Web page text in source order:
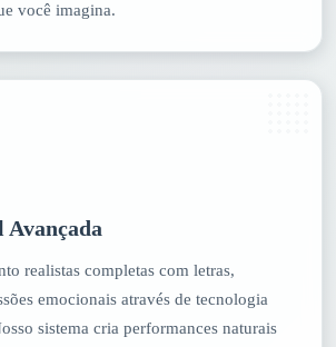
você imagina.
Avançada
realistas completas com letras,
emocionais através de tecnologia
sistema cria performances naturais